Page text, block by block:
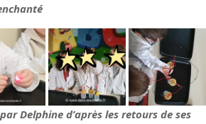
Delphine d’après les retours de ses